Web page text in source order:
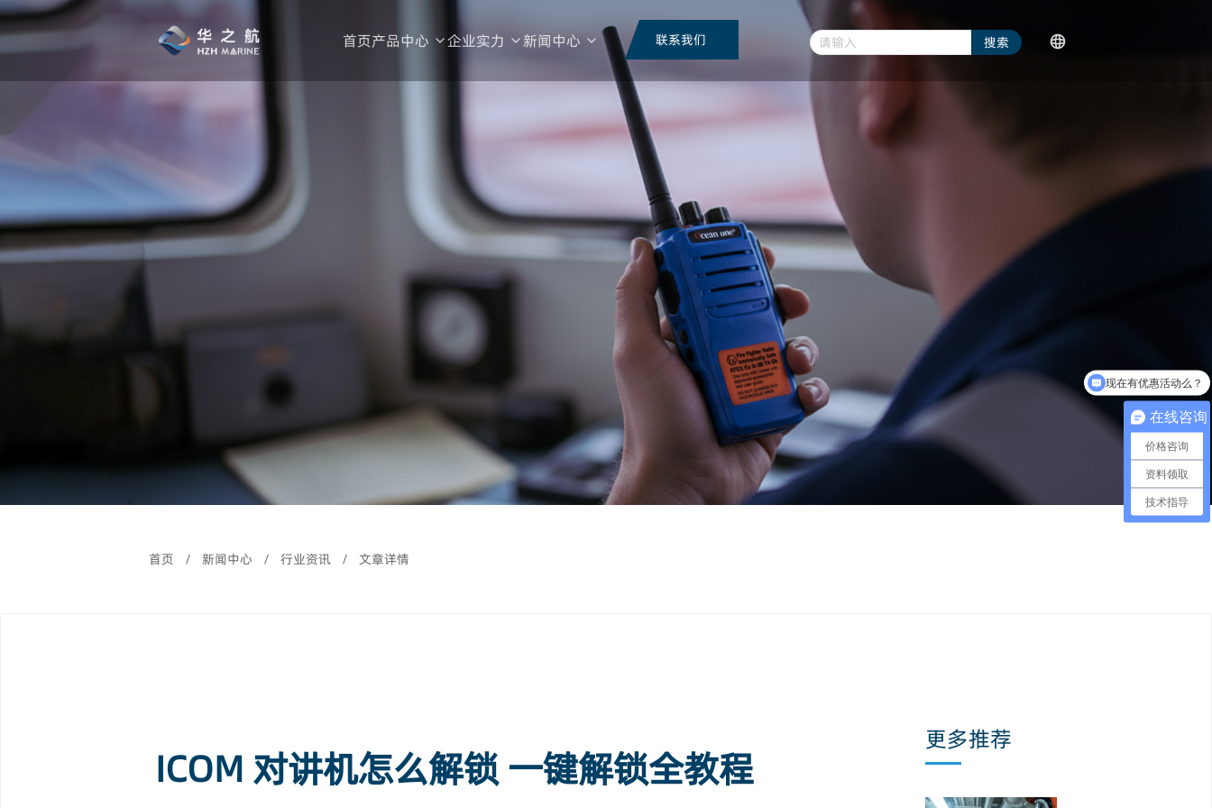
首页产品中心
技术类型 对讲机配件
企业实力
公司简介 荣誉证书 视频中心
新闻中心
行业资讯
公司动态
联系我们 请输入 搜索
语言/Language
首页 / 新闻中心 / 行业资讯 / 文章详情
ICOM 对讲机怎么解锁 一键解锁全教程
更多推荐
在线咨询
价格咨询
资料领取
技术指导
现在有优惠活动么？